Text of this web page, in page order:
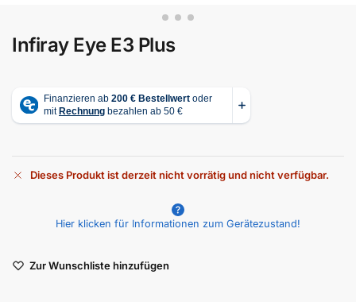
Infiray Eye E3 Plus
Dieses Produkt ist derzeit nicht vorrätig und nicht verfügbar.
r
Hier klicken für Informationen zum Gerätezustand!
Zur Wunschliste hinzufügen